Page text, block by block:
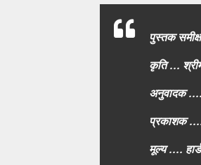
पुस्तक
कृति ...
अनुवादक ....
प्रकाशक
मूल्य ....